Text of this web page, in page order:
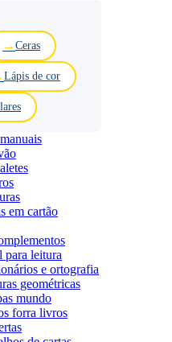
Ceras
Lápis de cor
em cartão
para leitura
e ortografia
geométricas
mundo
forra livros